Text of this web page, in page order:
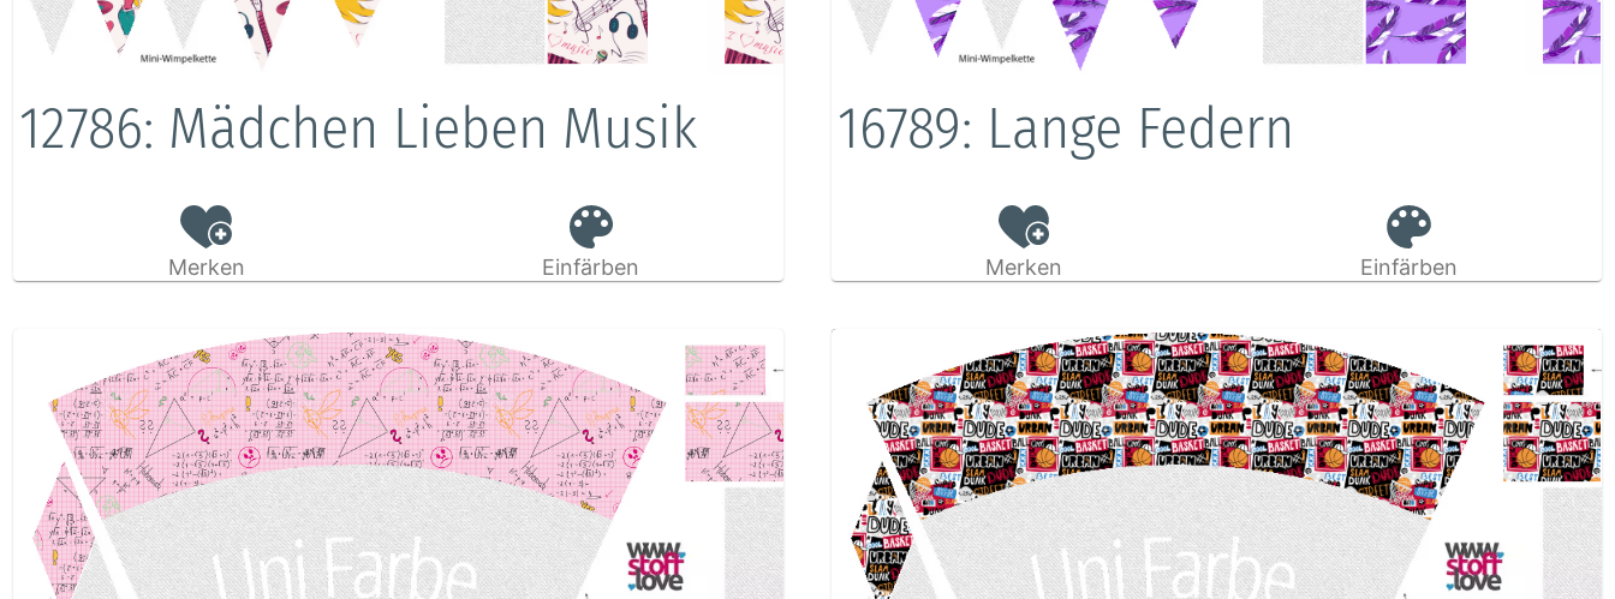
12786: Mädchen Lieben Musik
Merken Einfärben
16789: Lange Federn
Merken Einfärben